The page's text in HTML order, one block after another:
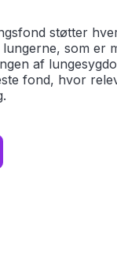
støtter
som er
af
fond, hvor